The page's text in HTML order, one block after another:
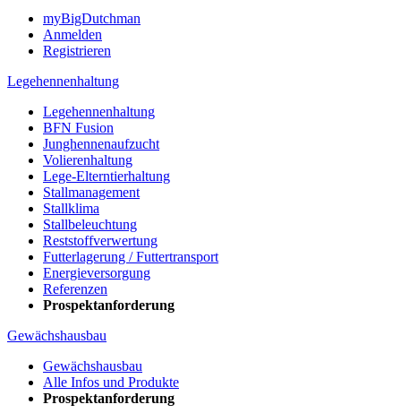
myBigDutchman
Anmelden
Registrieren
Legehennenhaltung
Legehennenhaltung
BFN Fusion
Junghennenaufzucht
Volierenhaltung
Lege-Elterntierhaltung
Stallmanagement
Stallklima
Stallbeleuchtung
Reststoffverwertung
Futterlagerung / Futtertransport
Energieversorgung
Referenzen
Prospektanforderung
Gewächshausbau
Gewächshausbau
Alle Infos und Produkte
Prospektanforderung